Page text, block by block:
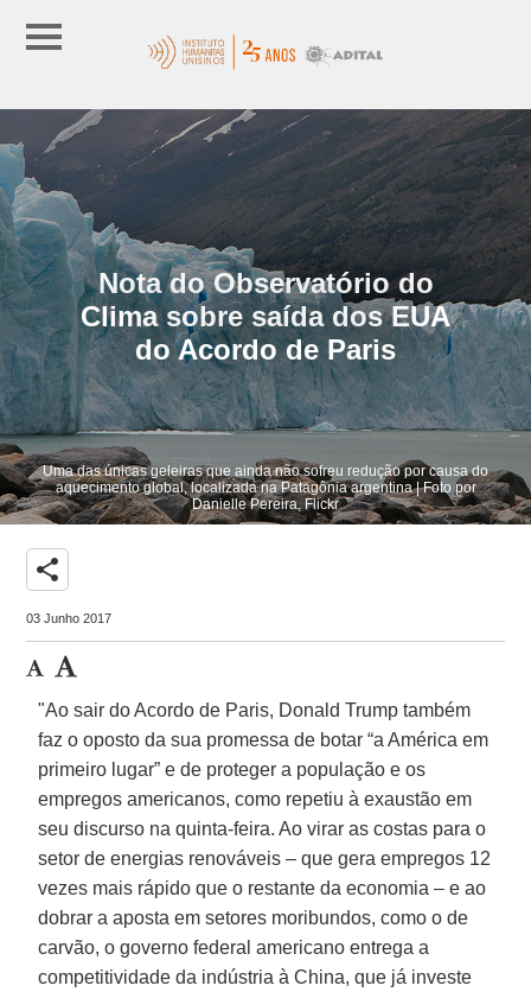
Nota do Observatório do
Clima sobre saída dos EUA
do Acordo de Paris
Uma das únicas geleiras que ainda não sofreu redução por causa do
aquecimento global, localizada na Patagônia argentina | Foto por
Danielle Pereira, Flickr
share
03 Junho 2017
"Ao sair do Acordo de Paris, Donald Trump também
faz o oposto da sua promessa de botar “a América em
primeiro lugar” e de proteger a população e os
empregos americanos, como repetiu à exaustão em
seu discurso na quinta-feira. Ao virar as costas para o
setor de energias renováveis – que gera empregos 12
vezes mais rápido que o restante da economia – e ao
dobrar a aposta em setores moribundos, como o de
carvão, o governo federal americano entrega a
competitividade da indústria à China, que já investe